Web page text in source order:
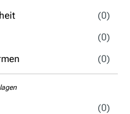
(0)
(0)
(0)
(0)